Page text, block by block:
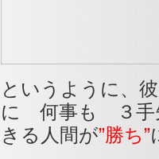
というように、
に 何事も ３手
きる人間が”勝ち”